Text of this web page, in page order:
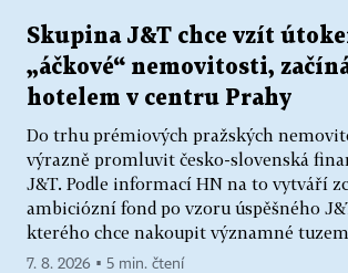
Skupina J&T chce vzít
„áčkové“ nemovitosti,
hotelem v centru Prahy
Do trhu prémiových pražských
výrazně promluvit česko-slovenská
J&T. Podle informací HN na to vytváří
ambiciózní fond po vzoru úspěšného
kterého chce nakoupit významné
7. 8. 2026 ▪ 5 min. čtení